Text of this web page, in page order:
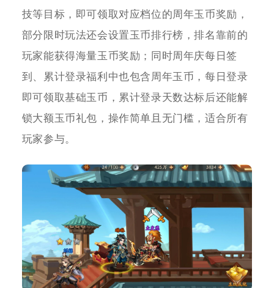
技等目标，即可领取对应档位的周年玉币奖励，
部分限时玩法还会设置玉币排行榜，排名靠前的
玩家能获得海量玉币奖励；同时周年庆每日签
到、累计登录福利中也包含周年玉币，每日登录
即可领取基础玉币，累计登录天数达标后还能解
锁大额玉币礼包，操作简单且无门槛，适合所有
玩家参与。